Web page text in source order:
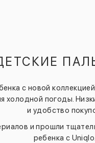
с новой
холодной погоды.
и удобство
и прошли
ребенка с Uniqlo.